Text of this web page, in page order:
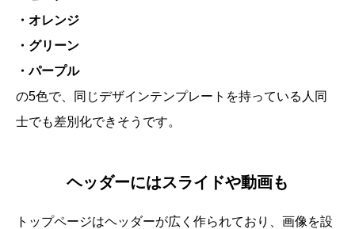
・オレンジ
・グリーン
・パープル
の5色で、同じデザインテンプレートを持っている人同
士でも差別化できそうです。
ヘッダーにはスライドや動画も
トップページはヘッダーが広く作られており、画像を設